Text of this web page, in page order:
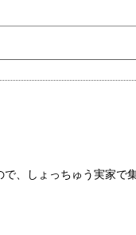
、しょっちゅう実家で